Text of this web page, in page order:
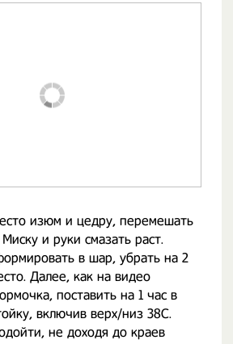
изюм и цедру, перемешать
и руки смазать раст.
в шар, убрать на 2
Далее, как на видео
поставить на 1 час в
включив верх/низ 38С.
не доходя до краев